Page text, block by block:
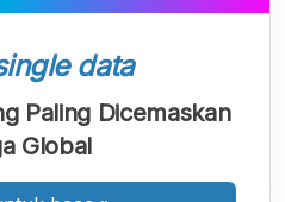
data
Paling Dicemaskan
Global